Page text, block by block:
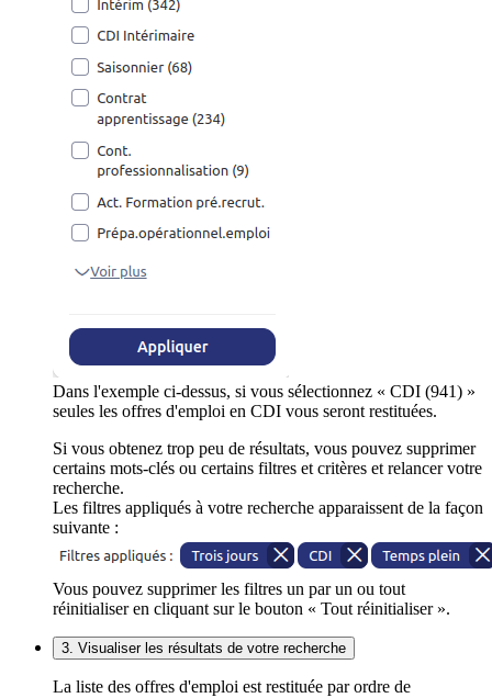
Dans l'exemple ci-dessus, si vous sélectionnez « CDI (941) »
seules les offres d'emploi en CDI vous seront restituées.
Si vous obtenez trop peu de résultats, vous pouvez supprimer
certains mots-clés ou certains filtres et critères et relancer votre
recherche.
Les filtres appliqués à votre recherche apparaissent de la façon
suivante :
Vous pouvez supprimer les filtres un par un ou tout
réinitialiser en cliquant sur le bouton « Tout réinitialiser ».
3. Visualiser les résultats de votre recherche
La liste des offres d'emploi est restituée par ordre de